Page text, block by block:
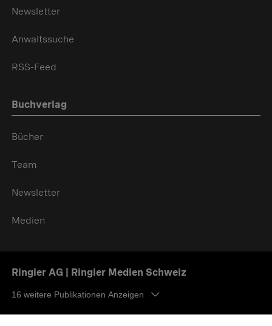
Newsletter
Anwaltssuche
RSS-Feed
Buchverlag
Bücher
Team
Newsletter
Medien
Ringier AG | Ringier Medien Schweiz
16 weitere Publikationen Anzeigen